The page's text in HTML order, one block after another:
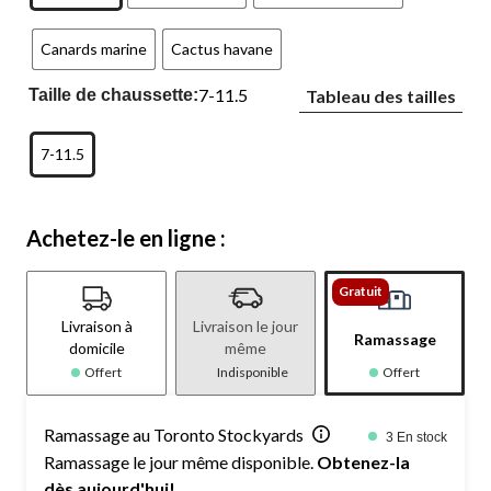
Canards marine Cactus havane
Taille de chaussette:7-11.5 Tableau des tailles
7-11.5
Achetez-le en ligne :
Livraison à
domicile
Offert
Livraison le jour
même
Indisponible
Gratuit
Ramassage
Offert
Ramassage au Toronto Stockyards 3 En stock
Ramassage le jour même disponible. Obtenez-la